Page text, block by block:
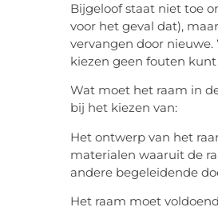
Bijgeloof staat niet toe
voor het geval dat),
vervangen door
kiezen geen fouten
Wat moet het raam in
bij het kiezen van:
Het ontwerp van het
materialen waaruit de
andere begeleidende
Het raam moet